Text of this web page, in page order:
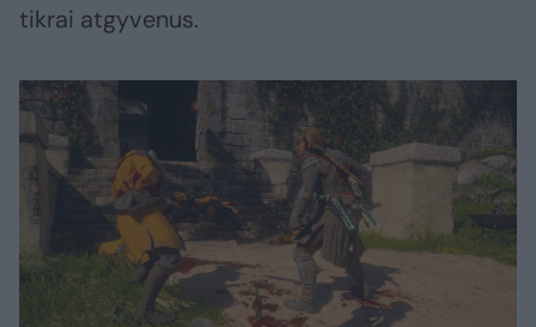
tikrai atgyvenus.